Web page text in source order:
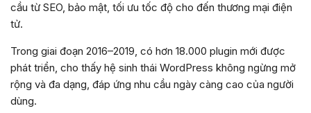
cầu từ SEO, bảo mật, tối ưu tốc độ cho đến thương mại điện
tử.
Trong giai đoạn 2016–2019, có hơn 18.000 plugin mới được
phát triển, cho thấy hệ sinh thái WordPress không ngừng mở
rộng và đa dạng, đáp ứng nhu cầu ngày càng cao của người
dùng.